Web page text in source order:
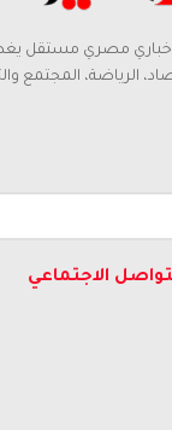
إخباري مصري مستقل
الرياضة، المجتمع
الاجتماعي